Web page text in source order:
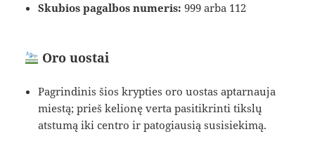
Skubios pagalbos numeris: 999 arba 112
Oro uostai
Pagrindinis šios krypties oro uostas aptarnauja
miestą; prieš kelionę verta pasitikrinti tikslų
atstumą iki centro ir patogiausią susisiekimą.